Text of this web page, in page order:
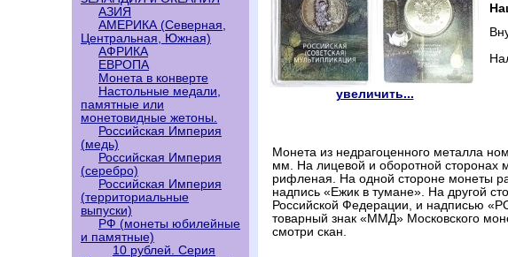
АЗИЯ
АМЕРИКА (Северная,
Центральная, Южная)
АФРИКА
ЕВРОПА
Монета в конверте
Настольные медали,
памятные или
монетовидные жетоны.
Российская Империя
(медь)
Российская Империя
(серебро)
Российская Империя
(территориальные
выпуски)
РФ (монеты юбилейные
и памятные)
10 рублей. Серия
увеличить...
Монета из недрагоценного металла
мм. На лицевой и оборотной сторонах
рифленая. На одной стороне монеты
надпись «Ежик в тумане». На другой
Российской Федерации, и надписью
товарный знак «ММД» Московского
смотри скан.